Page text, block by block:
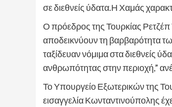
σε διεθνείς ύδατα.Η Χαμάς
Ο πρόεδρος της Τουρκίας Ρετζέπ
αποδεικνύουν τη βαρβαρότητα
ταξίδευαν νόμιμα στα διεθνείς
ανθρωπότητας στην περιοχή,”
Το Υπουργείο Εξωτερικών της
εισαγγελία Κωνταντινούπολης